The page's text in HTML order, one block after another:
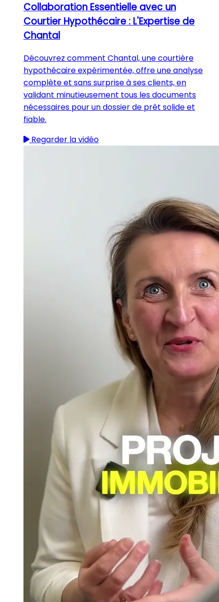
Collaboration Essentielle avec un
Courtier Hypothécaire : L'Expertise de
Chantal
Découvrez comment Chantal, une courtière
hypothécaire expérimentée, offre une analyse
complète et sans surprise à ses clients, en
validant minutieusement tous les documents
nécessaires pour un dossier de prêt solide et
fiable.
Regarder la vidéo